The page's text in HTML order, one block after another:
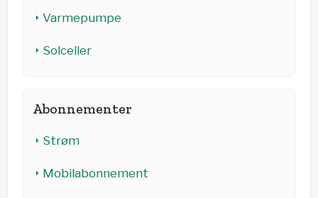
Varmepumpe
Solceller
Abonnementer
Strøm
Mobilabonnement